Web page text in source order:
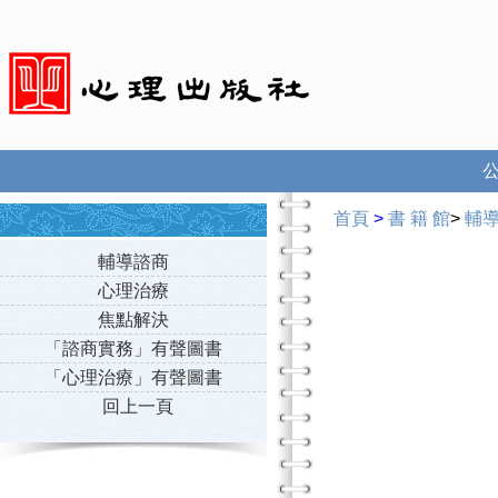
輔導諮商
心理治療
焦點解決
「諮商實務」有聲圖書
「心理治療」有聲圖書
回上一頁
首頁 > 書 籍 館> 輔